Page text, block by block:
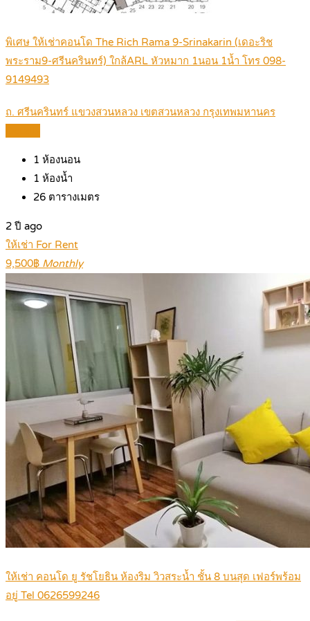
พิเศษ ให้เช่าคอนโด The Rich Rama 9-Srinakarin (เดอะริช
พระราม9-ศรีนครินทร์) ใกล้ARL หัวหมาก 1นอน 1น้ำ โทร 098-
9149493
ถ. ศรีนครินทร์ แขวงสวนหลวง เขตสวนหลวง กรุงเทพมหานคร
1 ห้องนอน
1 ห้องน้ำ
26 ตารางเมตร
2 ปี ago
ให้เช่า For Rent
9,500฿ Monthly
ให้เช่า คอนโด ยู รัชโยธิน ห้องริม วิวสระน้ำ ชั้น 8 บนสุด เฟอร์พร้อม
อยู่ Tel 0626599246